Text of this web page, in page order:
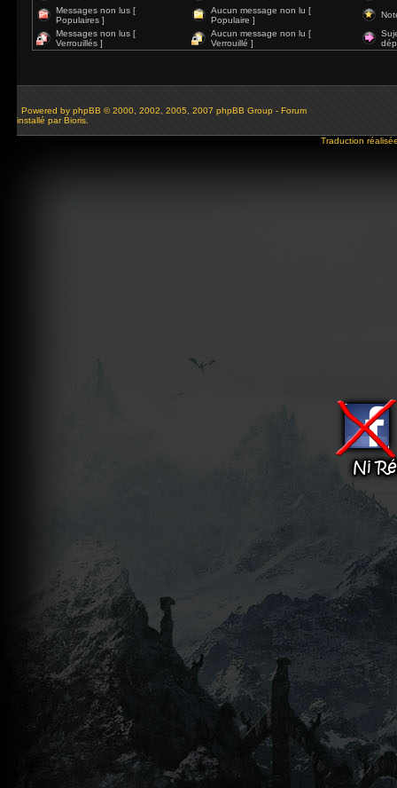
Messages non lus [
Populaires ]
Aucun message non lu [
Populaire ]
Messages non lus [
Verrouillés ]
Aucun message non lu [
Verrouillé ]
Powered by phpBB © 2000, 2002, 2005, 2007 phpBB Group - Forum
installé par Bioris.
Traduction